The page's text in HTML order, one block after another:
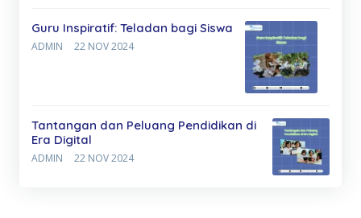
Guru Inspiratif: Teladan bagi Siswa
ADMIN 22 NOV 2024
Tantangan dan Peluang Pendidikan di
Era Digital
ADMIN 22 NOV 2024